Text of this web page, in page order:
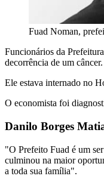
Fuad Noman,
Funcionários da
decorrência de um câncer.
Ele estava internado no
O economista foi
Danilo Borges
"O Prefeito Fuad é um
culminou na maior
a toda sua família".